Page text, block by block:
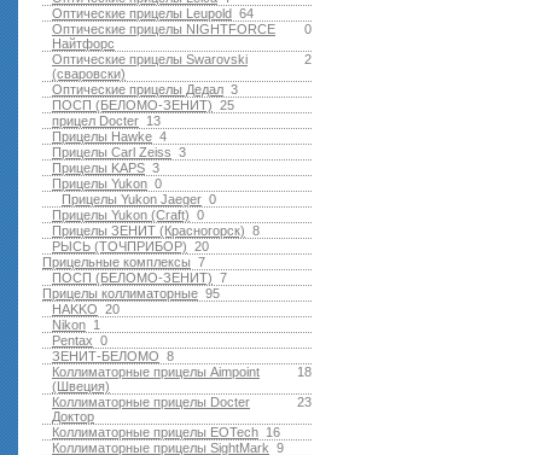
64
Оптические прицелы Leupold
0
Оптические прицелы NIGHTFORCE
Найтфорс
2
Оптические прицелы Swarovski
(сваровски)
3
Оптические прицелы Дедал
25
ПОСП (БЕЛОМО-ЗЕНИТ)
13
прицел Docter
4
Прицелы Hawke
3
Прицелы Carl Zeiss
3
Прицелы KAPS
0
Прицелы Yukon
0
Прицелы Yukon Jaeger
0
Прицелы Yukon (Craft)
8
Прицелы ЗЕНИТ (Красногорск)
20
РЫСЬ (ТОЧПРИБОР)
7
Прицельные комплексы
7
ПОСП (БЕЛОМО-ЗЕНИТ)
95
Прицелы коллиматорные
20
HAKKO
1
Nikon
0
Pentax
8
ЗЕНИТ-БЕЛОМО
18
Коллиматорные прицелы Aimpoint
(Швеция)
23
Коллиматорные прицелы Docter
Доктор
16
Коллиматорные прицелы EOTech
9
Коллиматорные прицелы SightMark